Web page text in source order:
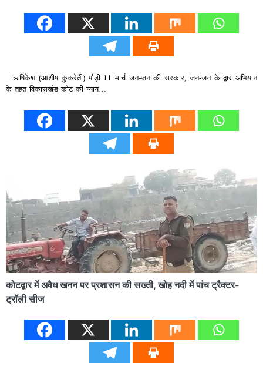
ऋषिकेश (आशीष कुकरेती) पौड़ी 11 मार्च जन-जन की सरकार, जन-जन के द्वार अभियान
के तहत विकासखंड कोट की न्याय…
कोटद्वार में अवैध खनन पर प्रशासन की सख्ती, खोह नदी में पांच ट्रैक्टर-
ट्रॉली सीज